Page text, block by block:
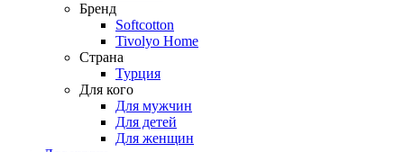
Бренд
Softcotton
Tivolyo Home
Страна
Турция
Для кого
Для мужчин
Для детей
Для женщин